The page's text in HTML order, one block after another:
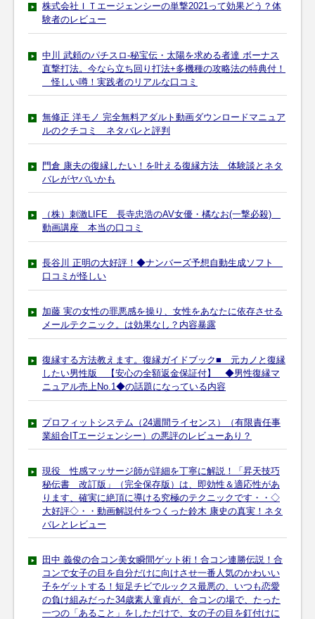
株式会社ＩＴエージェンシーの単撃2021って効果どう？体
験者のレビュー
中川 武頼のパチスロ-秘宝伝・太陽を求める者達 ボーナス
直撃打法。今なら立ち回り打法+多機種の攻略法の特典付！
怪しい噂！実践者のリアルな口コミ
無修正 洋モノ 完全無料アダルト動画ダウンロードマニュア
ルのクチコミ ネタバレと評判
門倉 康夫の復縁したい！を叶える復縁方法 体験談とネタ
バレがヤバいかも
（株）刺激LIFE 長寺忠浩のAV女優・橘なお(一撃必殺)
動画講座 本当の口コミ
長谷川 正明の大好評！◆ナンバーズ予想自動生成ソフト
口コミが怪しい
加藤 実の女性の罪悪感を操り、女性をあなたに依存させる
メールテクニック。は効果なし？内容暴露
復縁する方法教えます。復縁ガイドブック■ 元カノと復縁
したい男性版 【安心の全額返金保証付】 ◆男性復縁マ
ニュアル売上No.1◆の話題になっている内容
プロフィットシステム（24週間ライセンス）（有限責任事
業組合ITエージェンシー）の悪評のレビューあり？
現役 性感マッサージ師が詳細を丁寧に解説！「昇天技巧
秘伝書 改訂版」（完全保存版）は、即効性＆適応性があ
ります、確実に絶頂に導ける究極のテクニックです・・◇
大好評◇・・動画解説付をつくった鈴木 康史の真実！ネタ
バレとレビュー
田中 義俊の合コン美女瞬間ゲット術！合コン連勝伝説！合
コンで女子の目を自分だけに向けさせ一番人気のかわいい
子をゲットする！短足チビでルックス最悪の、いつも恋愛
の負け組みだった34歳素人童貞が、合コンの場で、たった
一つの「あること」をしただけで、女の子の目を釘付けに